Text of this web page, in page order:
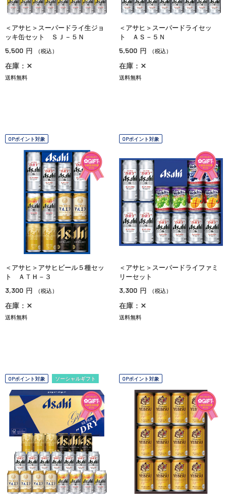
＜アサヒ＞スーパードライ生ジョ
ッキ缶セット ＳＪ－５Ｎ
5,500 円 （税込）
在庫：✕
送料無料
＜アサヒ＞スーパードライセッ
ト ＡＳ－５Ｎ
5,500 円 （税込）
在庫：✕
送料無料
OPポイント対象
＜アサヒ＞アサヒビール５種セッ
ト ＡＴＨ－３
3,300 円 （税込）
在庫：✕
送料無料
OPポイント対象
＜アサヒ＞スーパードライファミ
リーセット
3,300 円 （税込）
在庫：✕
送料無料
OPポイント対象 ソーシャルギフト OPポイント対象